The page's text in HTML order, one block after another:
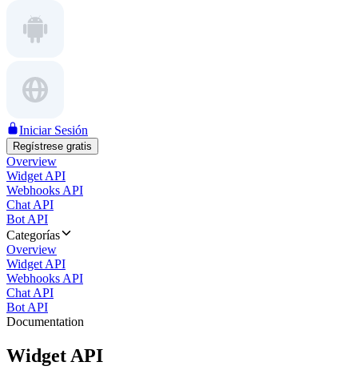
Iniciar Sesión
Regístrese gratis
Overview
Widget API
Webhooks API
Chat API
Bot API
Categorías
Overview
Widget API
Webhooks API
Chat API
Bot API
Documentation
Widget API